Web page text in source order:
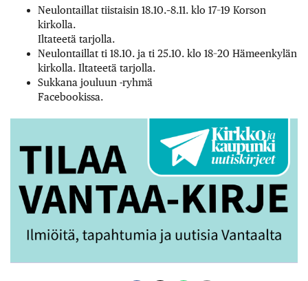
Neulontaillat tiistaisin 18.10.–8.11. klo 17–19 Korson
kirkolla.
Iltateetä tarjolla.
Neulontaillat ti 18.10. ja ti 25.10. klo 18–20 Hämeenkylän
kirkolla. Iltateetä tarjolla.
Sukkana jouluun -ryhmä
Facebookissa.